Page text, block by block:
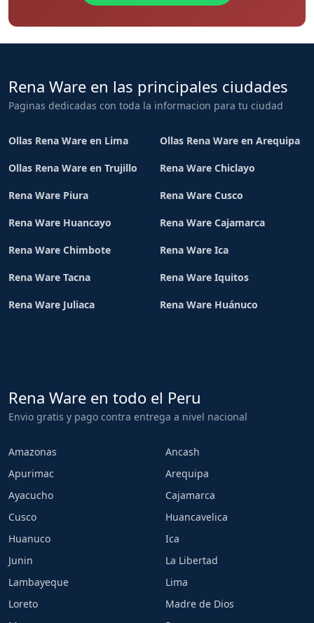
Rena Ware en las principales ciudades
Paginas dedicadas con toda la informacion para tu ciudad
Ollas Rena Ware en Lima Ollas Rena Ware en Arequipa
Ollas Rena Ware en Trujillo Rena Ware Chiclayo
Rena Ware Piura Rena Ware Cusco
Rena Ware Huancayo Rena Ware Cajamarca
Rena Ware Chimbote Rena Ware Ica
Rena Ware Tacna Rena Ware Iquitos
Rena Ware Juliaca Rena Ware Huánuco
Rena Ware en todo el Peru
Envio gratis y pago contra entrega a nivel nacional
Amazonas
Ancash
Apurimac
Arequipa
Ayacucho
Cajamarca
Cusco
Huancavelica
Huanuco
Ica
Junin
La Libertad
Lambayeque
Lima
Loreto
Madre de Dios